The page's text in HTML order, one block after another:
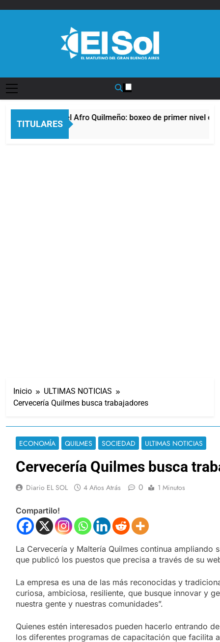
TITULARES
La noche del Afro Quilmeño: boxeo de primer nivel en
12 Horas Atrás
Inicio
ULTIMAS NOTICIAS
Cervecería Quilmes busca trabajadores
ECONOMÍA QUILMES SOCIEDAD ULTIMAS NOTICIAS
Cervecería Quilmes busca
Diario EL SOL 4 Años Atrás 0 1 Minutos
Compartilo!
La Cervecería y Maltería Quilmes continua
que publicó los puestos que precisa a través de su
La empresa es una de las más reconocidas y
curiosa, ambiciosa, resiliente, que busque innovar y
nuestra gente y nuestras comunidades”.
Quienes estén interesados pueden hacerlo entrando
los diferentes programas de capacitación que facilita